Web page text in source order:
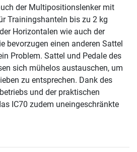
der Multipositionslenker mit
Trainingshanteln bis zu 2 kg
Horizontalen wie auch der
bevorzugen einen anderen Sattel
Problem. Sattel und Pedale des
sich mühelos austauschen, um
zu entsprechen. Dank des
und der praktischen
IC70 zudem uneingeschränkte